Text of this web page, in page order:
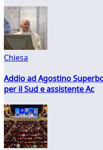
Chiesa
Addio ad Agostino
per il Sud e assistente Ac